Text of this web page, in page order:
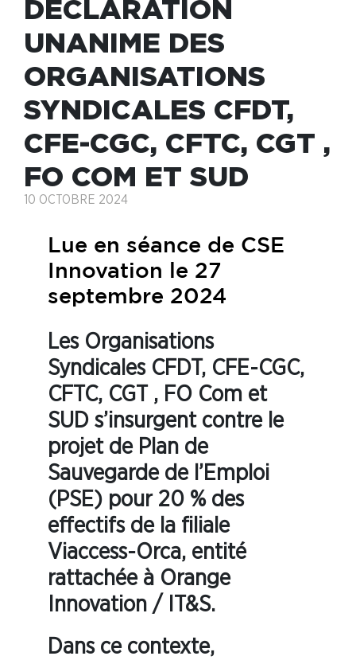
DÉCLARATION
UNANIME DES
ORGANISATIONS
SYNDICALES CFDT,
CFE-CGC, CFTC, CGT ,
FO COM ET SUD
10 OCTOBRE 2024
Lue en séance de CSE
Innovation le 27
septembre 2024
Les Organisations
Syndicales CFDT, CFE-CGC,
CFTC, CGT , FO Com et
SUD s’insurgent contre le
projet de Plan de
Sauvegarde de l’Emploi
(PSE) pour 20 % des
effectifs de la filiale
Viaccess-Orca, entité
rattachée à Orange
Innovation / IT&S.
Dans ce contexte,